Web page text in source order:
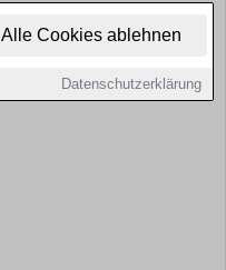
Alle Cookies ablehnen
Datenschutzerklärung